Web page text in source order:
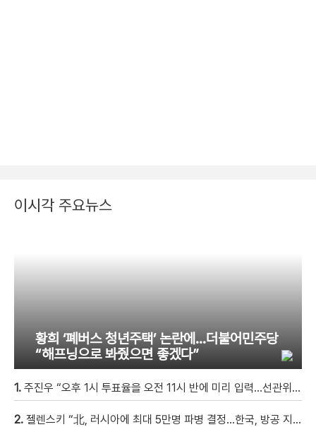
이시각 주요뉴스
황희 ‘폐버스 청년주택’ 논란에…더불어민주당
“해프닝으로 봐줬으면 좋겠다”
1. 주진우 “오후 1시 투표율을 오전 11시 반에 미리 입력…선관위 ‘타임머신 조작‘” [현장영상]
2. 젤렌스키 “北, 러시아에 최대 5만명 파병 결정…한국, 방공 지원해달라”